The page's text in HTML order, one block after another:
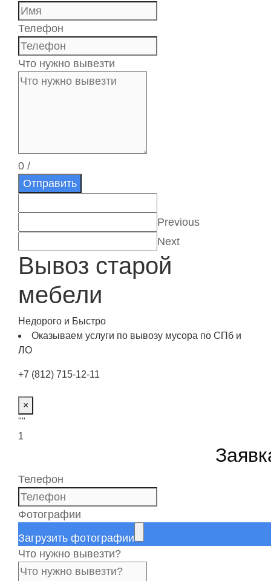
Телефон
Что нужно вывезти
0 /
Отправить
Previous
Next
Вывоз старой
мебели
Недорого и Быстро
Оказываем услуги по вывозу мусора по СПб и
ЛО
+7 (812) 715-12-11
×
""
1
Телефон
Фотографии
Загрузить фотографии
Что нужно вывезти?